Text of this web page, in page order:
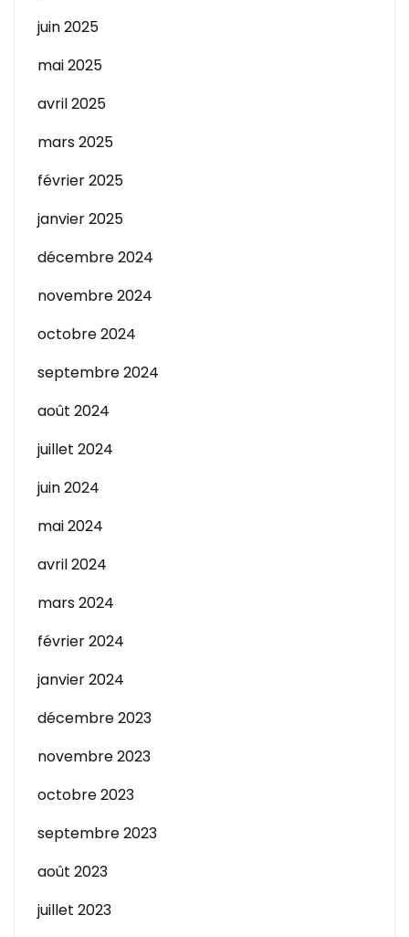
juin 2025
mai 2025
avril 2025
mars 2025
février 2025
janvier 2025
décembre 2024
novembre 2024
octobre 2024
septembre 2024
août 2024
juillet 2024
juin 2024
mai 2024
avril 2024
mars 2024
février 2024
janvier 2024
décembre 2023
novembre 2023
octobre 2023
septembre 2023
août 2023
juillet 2023